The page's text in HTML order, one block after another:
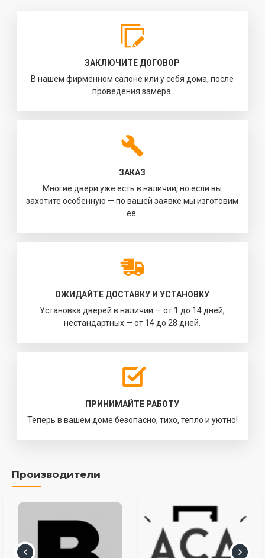
ЗАКЛЮЧИТЕ ДОГОВОР
В нашем фирменном салоне или у себя дома, после
проведения замера.
ЗАКАЗ
Многие двери уже есть в наличии, но если вы
захотите особенную — по вашей заявке мы изготовим
её.
ОЖИДАЙТЕ ДОСТАВКУ И УСТАНОВКУ
Установка дверей в наличии — от 1 до 14 дней,
нестандартных — от 14 до 28 дней.
ПРИНИМАЙТЕ РАБОТУ
Теперь в вашем доме безопасно, тихо, тепло и уютно!
Производители